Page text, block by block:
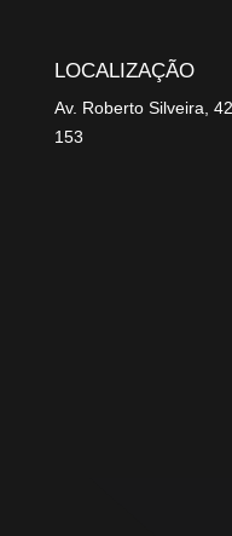
LOCALIZAÇÃO
Av. Roberto Silveira,
153